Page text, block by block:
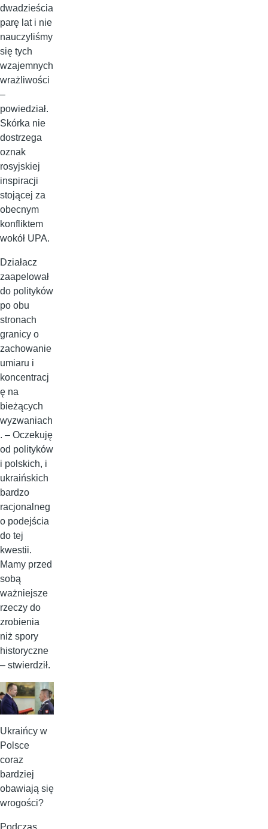
dwadzieścia
parę lat i nie
nauczyliśmy
się tych
wzajemnych
wrażliwości
–
powiedział.
Skórka nie
dostrzega
oznak
rosyjskiej
inspiracji
stojącej za
obecnym
konfliktem
wokół UPA.
Działacz
zaapelował
do polityków
po obu
stronach
granicy o
zachowanie
umiaru i
koncentracj
ę na
bieżących
wyzwaniach
. – Oczekuję
od polityków
i polskich, i
ukraińskich
bardzo
racjonalneg
o podejścia
do tej
kwestii.
Mamy przed
sobą
ważniejsze
rzeczy do
zrobienia
niż spory
historyczne
– stwierdził.
Ukraińcy w
Polsce
coraz
bardziej
obawiają się
wrogości?